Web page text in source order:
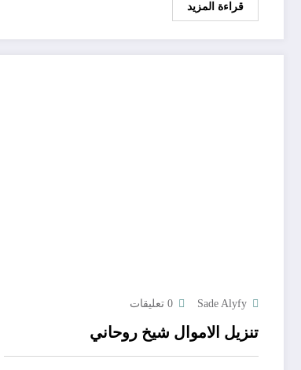
قراءة المزيد
Sade Alyfy 0 تعليقات
تنزيل الاموال شيخ روحاني